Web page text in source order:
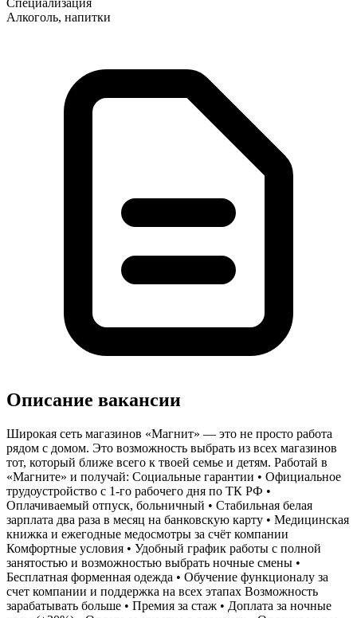
Алкоголь, напитки
Описание вакансии
Широкая сеть магазинов «Магнит» — это не просто работа
рядом с домом. Это возможность выбрать из всех магазинов
тот, который ближе всего к твоей семье и детям. Работай в
«Магните» и получай: Социальные гарантии • Официальное
трудоустройство с 1-го рабочего дня по ТК РФ •
Оплачиваемый отпуск, больничный • Стабильная белая
зарплата два раза в месяц на банковскую карту • Медицинская
книжка и ежегодные медосмотры за счёт компании
Комфортные условия • Удобный график работы с полной
занятостью и возможностью выбрать ночные смены •
Бесплатная форменная одежда • Обучение функционалу за
счет компании и поддержка на всех этапах Возможность
зарабатывать больше • Премия за стаж • Доплата за ночные